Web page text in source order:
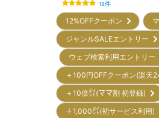
18件
12%OFFクーポン
ジャンルSALEエントリー
ウェブ検索利用エントリ
＋100円OFFクーポン(楽
＋10倍㌽(ママ割 初登録)
＋1,000㌽(初サービス利用